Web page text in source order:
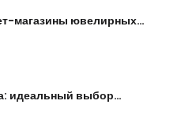
магазины ювелирных…
идеальный выбор…